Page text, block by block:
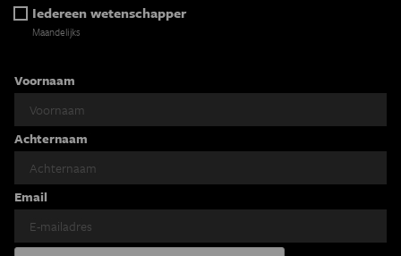
Iedereen wetenschapper
Maandelijks
Voornaam
Achternaam
Email